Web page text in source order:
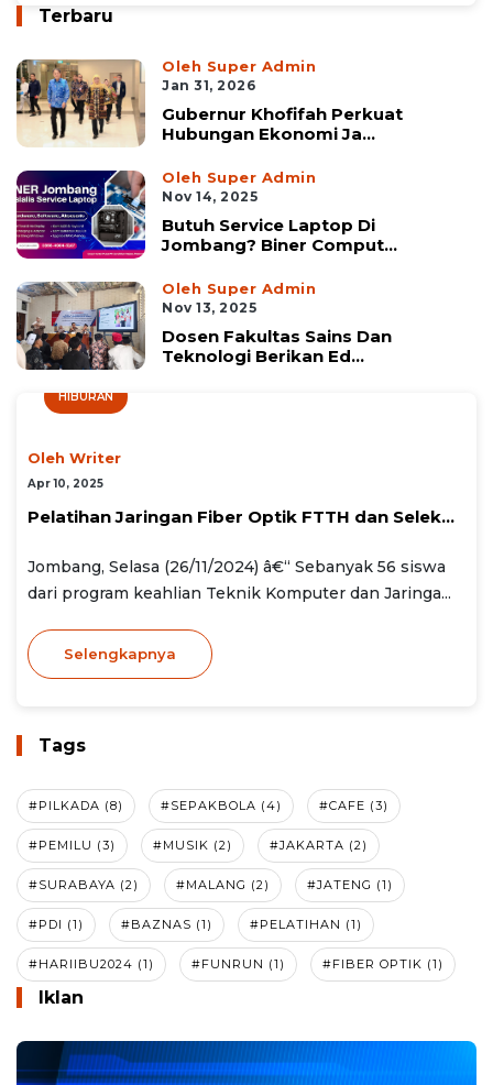
Terbaru
Oleh Super Admin
Jan 31, 2026
Gubernur Khofifah Perkuat
Hubungan Ekonomi Ja...
Oleh Super Admin
Nov 14, 2025
Butuh Service Laptop Di
Jombang? Biner Comput...
Oleh Super Admin
Nov 13, 2025
Dosen Fakultas Sains Dan
Teknologi Berikan Ed...
HIBURAN
Oleh Writer
Apr 10, 2025
Pelatihan Jaringan Fiber Optik FTTH dan Selek...
Jombang, Selasa (26/11/2024) â€“ Sebanyak 56 siswa
dari program keahlian Teknik Komputer dan Jaringa...
Selengkapnya
Tags
#PILKADA (8) #SEPAKBOLA (4) #CAFE (3)
#PEMILU (3) #MUSIK (2) #JAKARTA (2)
#SURABAYA (2) #MALANG (2) #JATENG (1)
#PDI (1) #BAZNAS (1) #PELATIHAN (1)
#HARIIBU2024 (1) #FUNRUN (1) #FIBER OPTIK (1)
Iklan